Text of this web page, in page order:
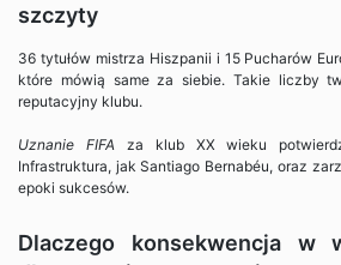
szczyty
36 tytułów mistrza Hiszpanii i 15 Pucharów
które mówią same za siebie. Takie liczby
reputacyjny klubu.
Uznanie FIFAza klub XX wieku
Infrastruktura, jak Santiago Bernabéu, oraz
epoki sukcesów.
Dlaczego konsekwencja w